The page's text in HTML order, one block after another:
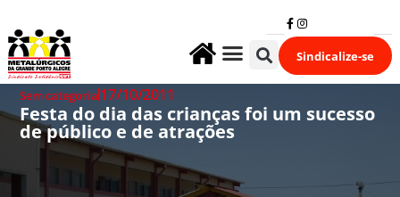
Sindicalize-se
Sem categoria 17/10/2011
Festa do dia das crianças foi um sucesso
de público e de atrações